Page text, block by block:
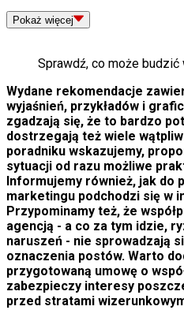
Pokaż więcej
Sprawdź, co może
Wydane rekomendacje
wyjaśnień, przykładów i
zgadzają się, że to bardzo
dostrzegają też wiele
poradniku wskazujemy,
sytuacji od razu możliwe
Informujemy również, jak do
marketingu podchodzi się w
Przypominamy też, że wspó
agencją - a co za tym idzie,
naruszeń - nie sprowadzają
oznaczenia postów. Warto
przygotowaną umowę o wspó
zabezpieczy interesy
przed stratami